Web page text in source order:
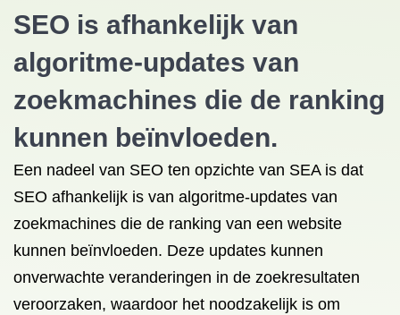
SEO is afhankelijk van
algoritme-updates van
zoekmachines die de ranking
kunnen beïnvloeden.
Een nadeel van SEO ten opzichte van SEA is dat
SEO afhankelijk is van algoritme-updates van
zoekmachines die de ranking van een website
kunnen beïnvloeden. Deze updates kunnen
onverwachte veranderingen in de zoekresultaten
veroorzaken, waardoor het noodzakelijk is om